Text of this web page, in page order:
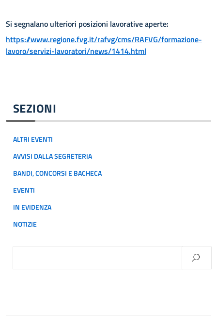
SEZIONI
ALTRI EVENTI
AVVISI DALLA SEGRETERIA
BANDI, CONCORSI E BACHECA
EVENTI
IN EVIDENZA
NOTIZIE
Si segnalano ulteriori posizioni lavorative aperte:
https://www.regione.fvg.it/rafvg/cms/RAFVG/formazione-
lavoro/servizi-lavoratori/news/1414.html